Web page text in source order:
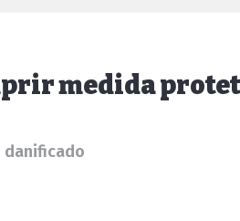
medida
danificado